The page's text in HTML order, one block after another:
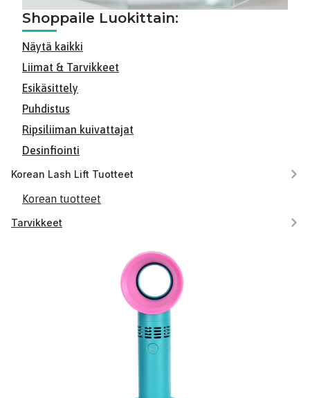
Shoppaile Luokittain:
Näytä kaikki
Liimat & Tarvikkeet
Esikäsittely
Puhdistus
Ripsiliiman kuivattajat
Desinfiointi
Korean Lash Lift Tuotteet
Korean tuotteet
Tarvikkeet